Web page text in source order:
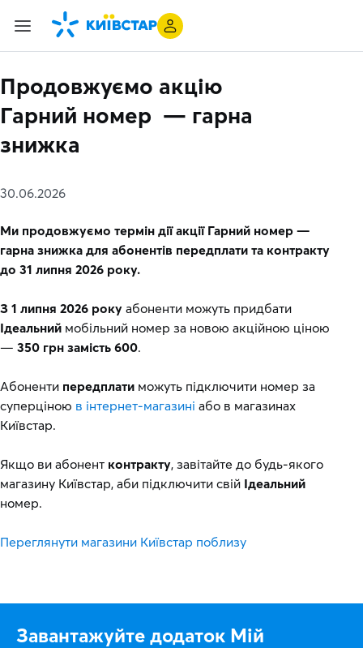
Продовжуємо акцію
Гарний номер — гарна
знижка
30.06.2026
Ми продовжуємо термін дії акції Гарний номер —
гарна знижка для абонентів передплати та контракту
до 31 липня 2026 року.
З 1 липня 2026 року абоненти можуть придбати
Ідеальний мобільний номер за новою акційною ціною
— 350 грн замість 600.
Абоненти передплати можуть підключити номер за
суперціною в інтернет-магазині або в магазинах
Київстар.
Якщо ви абонент контракту, завітайте до будь-якого
магазину Київстар, аби підключити свій Ідеальний
номер.
Переглянути магазини Київстар поблизу
Завантажуйте додаток Мій